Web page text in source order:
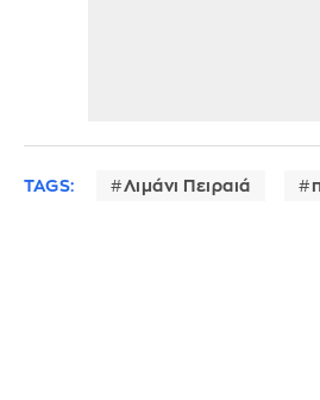
TAGS: Λιμάνι Πειραιά